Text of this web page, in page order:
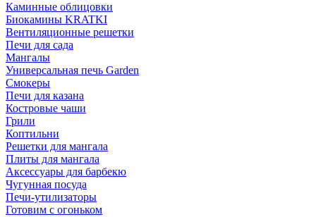
Каминные облицовки
Биокамины KRATKI
Вентиляционные решетки
Печи для сада
Мангалы
Универсальная печь Garden
Смокеры
Печи для казана
Костровые чаши
Грили
Коптильни
Решетки для мангала
Плиты для мангала
Аксессуары для барбекю
Чугунная посуда
Печи-утилизаторы
Готовим с огоньком